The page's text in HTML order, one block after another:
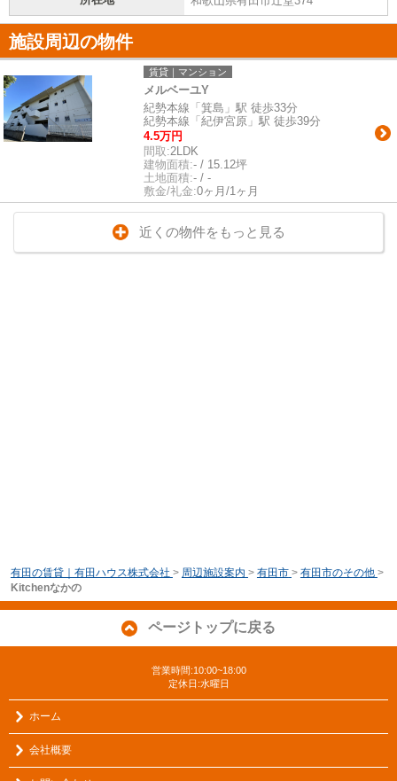
施設周辺の物件
賃貸｜マンション
メルベーユY
紀勢本線「箕島」駅 徒歩33分
紀勢本線「紀伊宮原」駅 徒歩39分
4.5万円
間取:2LDK
建物面積:- / 15.12坪
土地面積:- / -
敷金/礼金:0ヶ月/1ヶ月
近くの物件をもっと見る
有田の賃貸｜有田ハウス株式会社 > 周辺施設案内 > 有田市 > 有田市のその他 >
Kitchenなかの
ページトップに戻る
営業時間:10:00~18:00
定休日:水曜日
ホーム
会社概要